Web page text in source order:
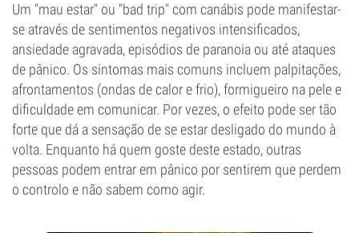
Um "mau estar" ou "bad trip" com canábis pode manifestar-
se através de sentimentos negativos intensificados,
ansiedade agravada, episódios de paranoia ou até ataques
de pânico. Os sintomas mais comuns incluem palpitações,
afrontamentos (ondas de calor e frio), formigueiro na pele e
dificuldade em comunicar. Por vezes, o efeito pode ser tão
forte que dá a sensação de se estar desligado do mundo à
volta. Enquanto há quem goste deste estado, outras
pessoas podem entrar em pânico por sentirem que perdem
o controlo e não sabem como agir.